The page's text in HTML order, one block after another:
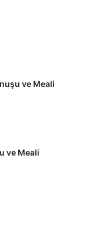
ve Meali
ve Meali